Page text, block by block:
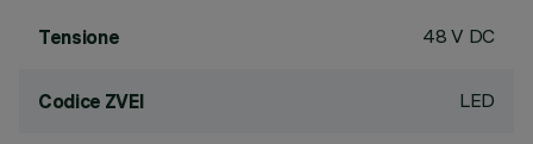
Tensione 48 V DC
Codice ZVEI LED